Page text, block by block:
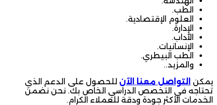
الطب.
العلوم الإقتصادية.
الإدارة.
الآداب.
الإنسانيات.
الطب البيطري.
والمزيد..
يمكن
التواصل معنا الآن للحصول على الدعم الذي
تحتاجه في التخصص الدراسي الخاص بك. نحن نضمن
الخدمات الأكثر جودة ودقة للعملاء الكرام.